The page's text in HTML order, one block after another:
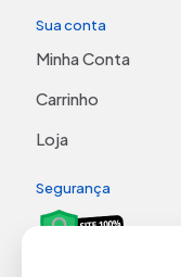
Sua conta
Minha Conta
Carrinho
Loja
Segurança